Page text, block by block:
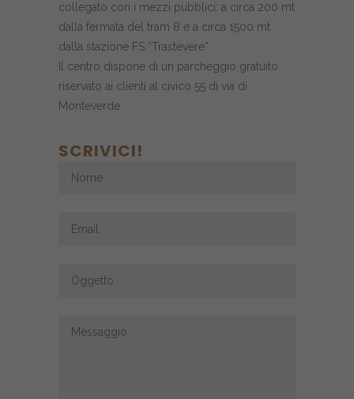
collegato con i mezzi pubblici: a circa 200 mt
dalla fermata del tram 8 e a circa 1500 mt
dalla stazione FS “Trastevere”.
Il centro dispone di un parcheggio gratuito
riservato ai clienti al civico 55 di via di
Monteverde
SCRIVICI!